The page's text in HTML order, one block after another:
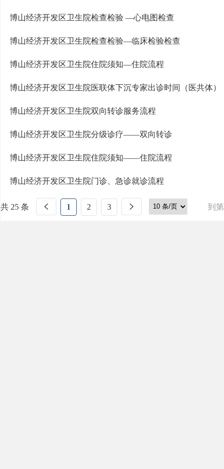
博山经济开发区卫生院检查检验 —心电图检查
博山经济开发区卫生院检查检验—临床检验检查
博山经济开发区卫生院住院须知—住院流程
博山经济开发区卫生院医联体下沉专家出诊时间（医共体）
博山经济开发区卫生院双向转诊服务流程
博山经济开发区卫生院分级诊疗——双向转诊
博山经济开发区卫生院住院须知——住院流程
博山经济开发区卫生院门诊、急诊就诊流程
共 25 条 1 2 3 到第